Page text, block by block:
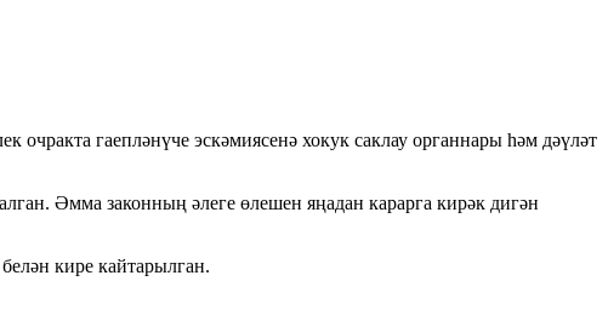
гаепләнүче эскәмиясенә хокук саклау органнары һәм дәүләт
Әмма законның әлеге өлешен яңадан карарга кирәк дигән
кире кайтарылган.